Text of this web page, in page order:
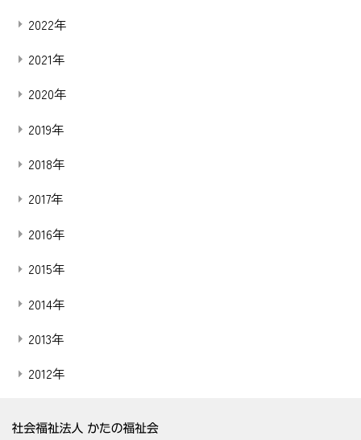
2022年
2021年
2020年
2019年
2018年
2017年
2016年
2015年
2014年
2013年
2012年